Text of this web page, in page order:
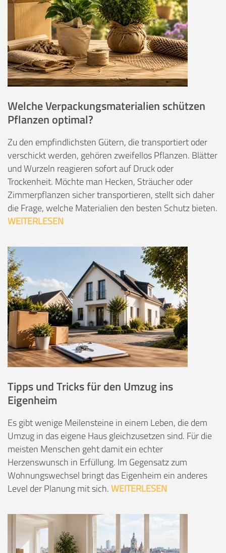
Welche Verpackungsmaterialien schützen
Pflanzen optimal?
Zu den empfindlichsten Gütern, die transportiert oder
verschickt werden, gehören zweifellos Pflanzen. Blätter
und Wurzeln reagieren sofort auf Druck oder
Trockenheit. Möchte man Hecken, Sträucher oder
Zimmerpflanzen sicher transportieren, stellt sich daher
die Frage, welche Materialien den besten Schutz bieten.
WEITERLESEN
Tipps und Tricks für den Umzug ins
Eigenheim
Es gibt wenige Meilensteine in einem Leben, die dem
Umzug in das eigene Haus gleichzusetzen sind. Für die
meisten Menschen geht damit ein echter
Herzenswunsch in Erfüllung. Im Gegensatz zum
Wohnungswechsel bringt das Eigenheim ein anderes
Level der Planung mit sich.WEITERLESEN